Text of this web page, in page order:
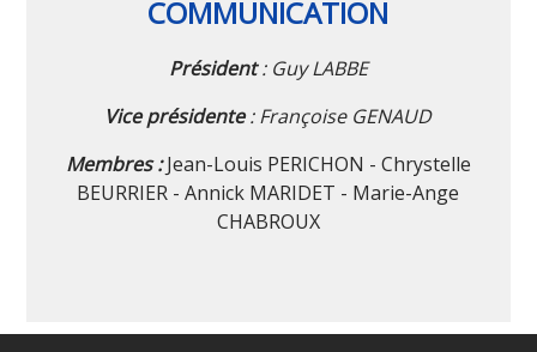
COMMUNICATION
Président: Guy LABBE
Vice présidente: Françoise GENAUD
Membres :Jean-Louis PERICHON - Chrystelle
BEURRIER - Annick MARIDET - Marie-Ange
CHABROUX